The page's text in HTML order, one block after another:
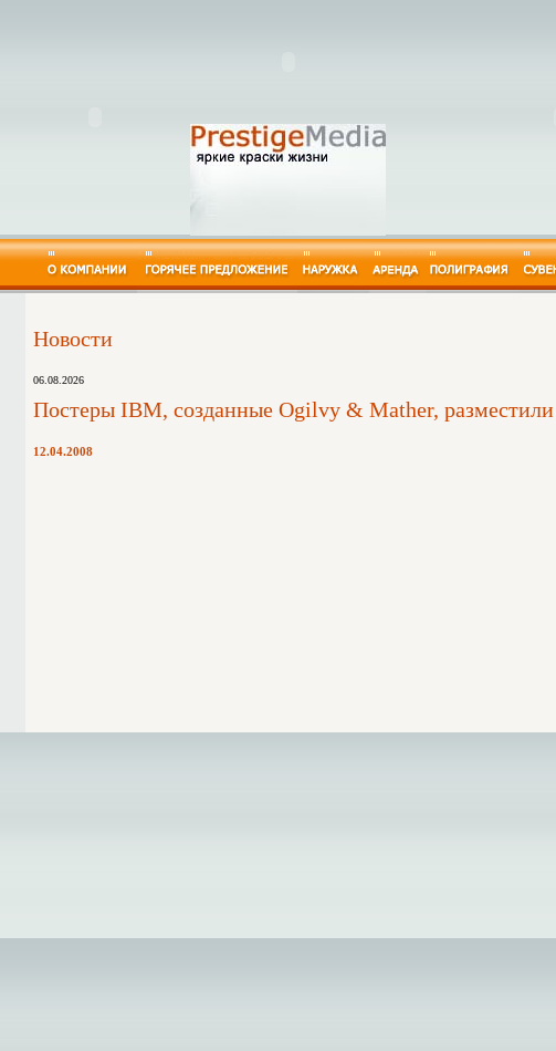
Новости
06.08.2026
Постеры IBM, созданные Ogilvy & Mather,
12.04.2008